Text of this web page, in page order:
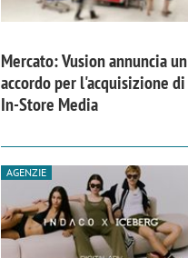
Mercato: Vusion annuncia un
accordo per l'acquisizione di
In-Store Media
AGENZIE